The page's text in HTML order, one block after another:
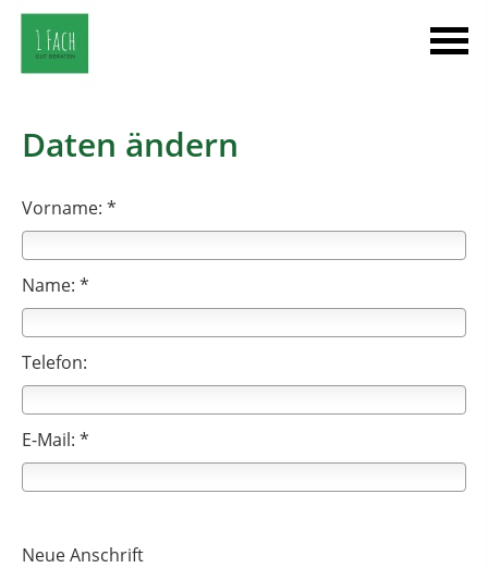
Daten ändern
Vorname: *
Name: *
Telefon:
E-Mail: *
Neue Anschrift